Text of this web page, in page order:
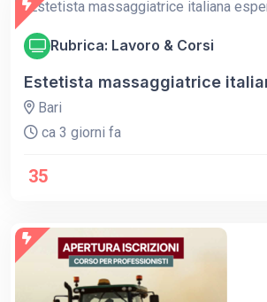
Rubrica: Lavoro & Corsi
Estetista massaggiatrice
Bari
ca 3 giorni fa
35